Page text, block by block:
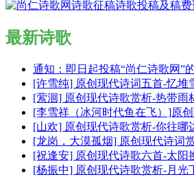
最新诗歌
通知：即日起投稿“尚仁诗歌网”
[许雪纯] 原创现代诗词五首-忆堆
[萦洄] 原创现代诗歌赏析-热带雨
[李雪祥（冰河时代鱼在飞）]原
[山欢] 原创现代诗歌赏析-你往哪
[龙岗，大漠孤烟] 原创现代诗词
[祝逢安] 原创现代诗歌六首-太阳
[杨振中] 原创现代诗歌赏析-月光